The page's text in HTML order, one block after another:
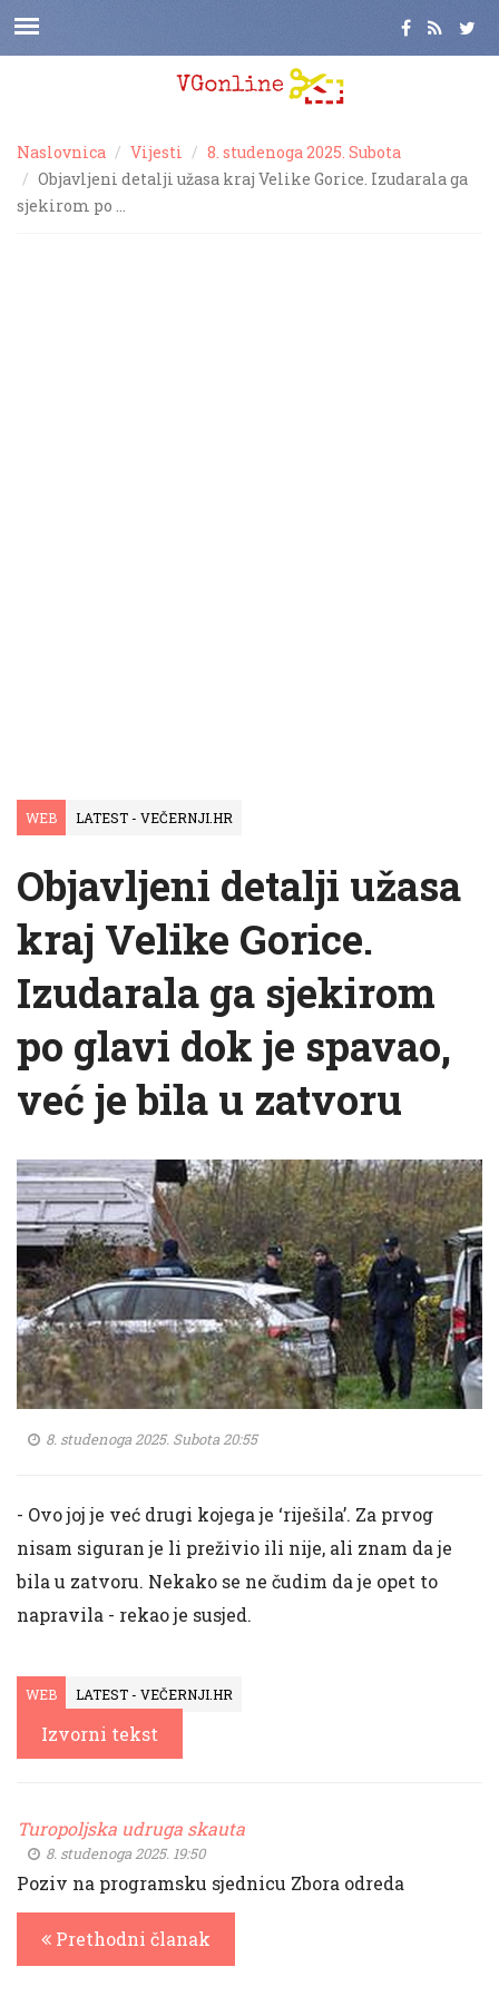
Naslovnica Vijesti
8. studenoga 2025. Subota
Objavljeni detalji užasa kraj Velike Gorice. Izudarala ga
sjekirom po …
WEB LATEST - VEČERNJI.HR
Objavljeni detalji užasa
kraj Velike Gorice.
Izudarala ga sjekirom
po glavi dok je spavao,
već je bila u zatvoru
8. studenoga 2025. Subota 20:55
- Ovo joj je već drugi kojega je ‘riješila’. Za prvog
nisam siguran je li preživio ili nije, ali znam da je
bila u zatvoru. Nekako se ne čudim da je opet to
napravila - rekao je susjed.
WEB LATEST - VEČERNJI.HR
Izvorni tekst
Turopoljska udruga skauta
8. studenoga 2025. 19:50
Poziv na programsku sjednicu Zbora odreda
Prethodni članak